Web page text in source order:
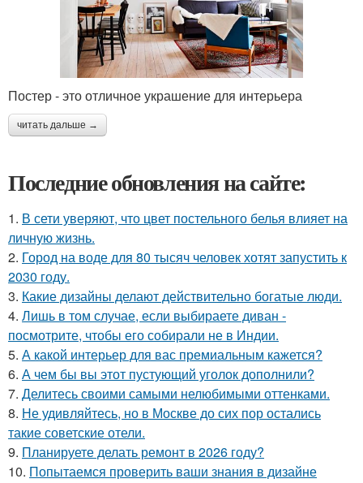
Постер - это отличное украшение для интерьера
читать дальше →
Последние обновления на сайте:
1. В сети уверяют, что цвет постельного белья влияет на
личную жизнь.
2. Город на воде для 80 тысяч человек хотят запустить к
2030 году.
3. Какие дизайны делают действительно богатые люди.
4. Лишь в том случае, если выбираете диван -
посмотрите, чтобы его собирали не в Индии.
5. А какой интерьер для вас премиальным кажется?
6. А чем бы вы этот пустующий уголок дополнили?
7. Делитесь своими самыми нелюбимыми оттенками.
8. Не удивляйтесь, но в Москве до сих пор остались
такие советские отели.
9. Планируете делать ремонт в 2026 году?
10. Попытаемся проверить ваши знания в дизайне